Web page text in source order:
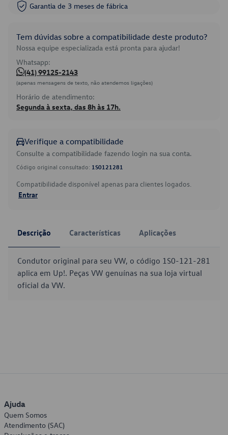
Garantia de 3 meses de fábrica
Tem dúvidas sobre a compatibilidade deste produto?
Nossa equipe especializada está pronta para ajudar!
Whatsapp:
(41) 99125-2143
(apenas mensagens de texto, não atendemos ligações)
Horário de atendimento:
Segunda à sexta, das 8h às 17h.
Verifique a compatibilidade
Consulte a compatibilidade fazendo login na sua conta.
Código original consultado: 1S0121281
Compatibilidade disponível apenas para clientes logados.
Entrar
Descrição Características Aplicações
Condutor original para seu VW, o código 1S0-121-281
aplica em Up!. Peças VW genuínas na sua loja virtual
oficial da VW.
Ajuda
Quem Somos
Atendimento (SAC)